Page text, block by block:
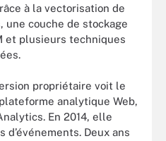
à la vectorisation de
une couche de stockage
et plusieurs techniques
propriétaire voit le
analytique Web,
En 2014, elle
Deux ans